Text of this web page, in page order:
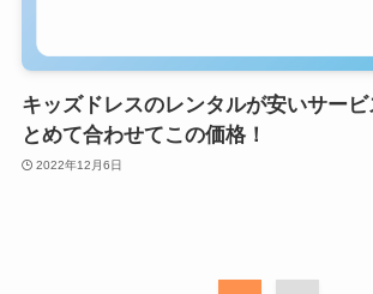
キッズドレスのレンタルが安いサービ
とめて合わせてこの価格！
2022年12月6日